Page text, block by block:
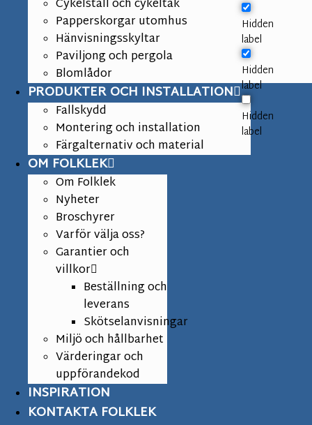
Hidden
label
Hidden
label
Hidden
label
Cykelställ och cykeltak
Papperskorgar utomhus
Hänvisningsskyltar
Paviljong och pergola
Blomlådor
PRODUKTER OCH INSTALLATION
Fallskydd
Montering och installation
Färgalternativ och material
OM FOLKLEK
Om Folklek
Nyheter
Broschyrer
Varför välja oss?
Garantier och
villkor
Beställning och
leverans
Skötselanvisningar
Miljö och hållbarhet
Värderingar och
uppförandekod
INSPIRATION
KONTAKTA FOLKLEK